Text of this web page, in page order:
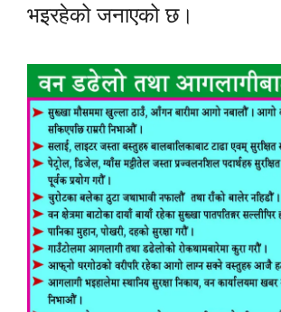
भइरहेको जनाएको छ।